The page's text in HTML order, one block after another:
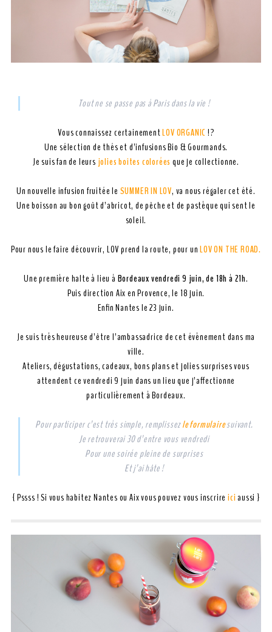
Tout ne se passe pas à Paris dans la vie !
Vous connaissez certainementLOV ORGANIC!?
Une sélection de thés et d’infusions Bio & Gourmands.
Je suis fan de leurs jolies boîtes colorées que je collectionne.
Un nouvelle infusion fruitée le SUMMER IN LOV, va nous régaler cet été.
Une boisson au bon goût d’abricot, de pêche et de pastèque qui sent le
soleil.
Pour nous le faire découvrir, LOV prend la route, pour unLOV ON THE ROAD.
Une première halte à lieu à Bordeaux vendredi 9 juin, de 18h à 21h.
Puis direction Aix en Provence, le 18 juin.
Enfin Nantes le 23 juin.
Je suis très heureuse d’être l’ambassadrice de cet évènement dans ma
ville.
Ateliers, dégustations, cadeaux, bons plans et jolies surprises vous
attendent ce vendredi 9 juin dans un lieu que j’affectionne
particulièrement à Bordeaux.
Pour participer c’est très simple, remplissezle formulairesuivant.
Je retrouverai 30 d’entre vous vendredi
Pour une soirée pleine de surprises
Et j’ai hâte !
{ Pssss ! Si vous habitez Nantes ou Aix vous pouvez vous inscrire iciaussi }